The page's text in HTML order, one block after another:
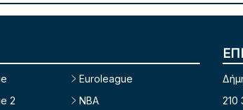
2
Euroleague
NBA
210